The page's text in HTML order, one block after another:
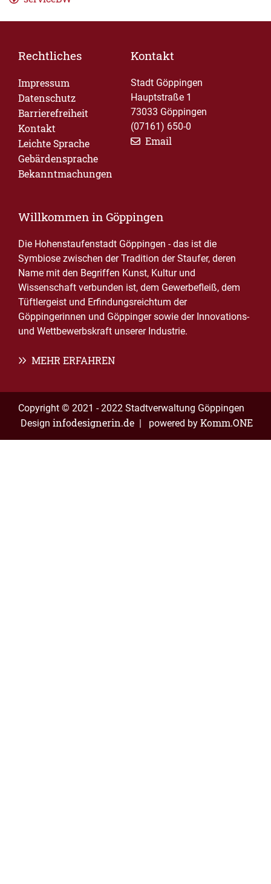
Rechtliches
Impressum
Datenschutz
Barrierefreiheit
Kontakt
Leichte Sprache
Gebärdensprache
Bekanntmachungen
Kontakt
Stadt Göppingen
Hauptstraße 1
73033 Göppingen
(07161) 650-0
Email
Willkommen in Göppingen
Die Hohenstaufenstadt Göppingen - das ist die
Symbiose zwischen der Tradition der Staufer, deren
Name mit den Begriffen Kunst, Kultur und
Wissenschaft verbunden ist, dem Gewerbefleiß, dem
Tüftlergeist und Erfindungsreichtum der
Göppingerinnen und Göppinger sowie der Innovations-
und Wettbewerbskraft unserer Industrie.
MEHR ERFAHREN
Copyright © 2021 - 2022 Stadtverwaltung Göppingen
Design infodesignerin.de | powered by Komm.ONE